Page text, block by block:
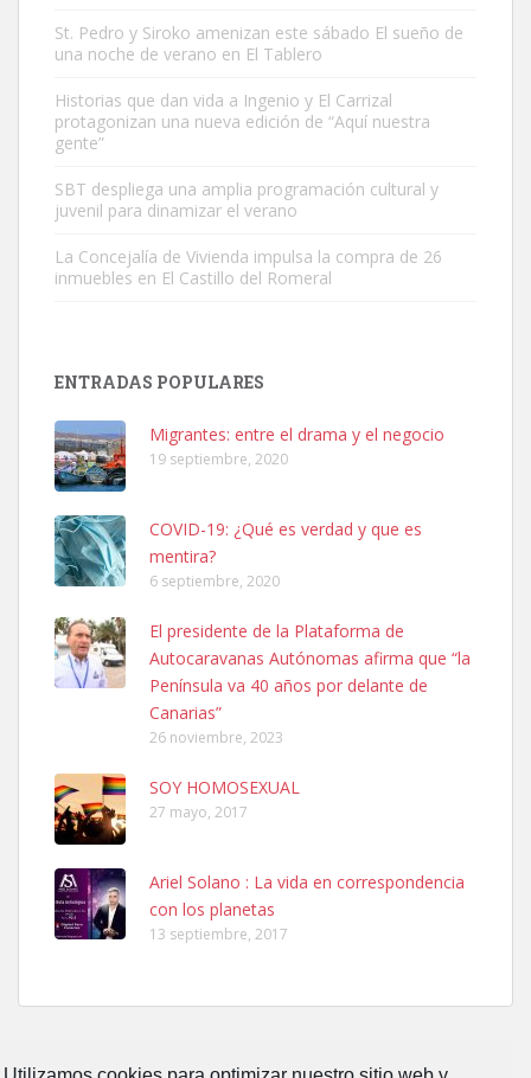
Este gato macho ha aparecido en la calle hace menos de un mes,
es muy manso y extremadamente cari...
Leales.org » Gran Canaria
Leales.org » Gran Canaria
SHIBA PERDIDO AVDA JOSE MESA Y LOPEZ
PERRO MACHO RAZA SHIBA CON MICROCHIP PERDIDO HOY
06/07/2025 ZONA MESA Y LOPEZ. ES MUY ASUSTADIZO
Leales.org » Gran Canaria
6.7.2025
Ninfa perdida
El día 5 se los perdió una ninfa papillera, asustada tiene miedo a la
calle, se perdió por la zon...
St. Pedro y Siroko amenizan este sábado El sueño de
una noche de verano en El Tablero
Historias que dan vida a Ingenio y El Carrizal
protagonizan una nueva edición de “Aquí nuestra
gente”
SBT despliega una amplia programación cultural y
juvenil para dinamizar el verano
La Concejalía de Vivienda impulsa la compra de 26
inmuebles en El Castillo del Romeral
ENTRADAS POPULARES
Migrantes: entre el drama y el negocio
19 septiembre, 2020
COVID-19: ¿Qué es verdad y que es
mentira?
6 septiembre, 2020
El presidente de la Plataforma de
Autocaravanas Autónomas afirma que “la
Península va 40 años por delante de
Canarias”
26 noviembre, 2023
SOY HOMOSEXUAL
27 mayo, 2017
Ariel Solano : La vida en correspondencia
con los planetas
13 septiembre, 2017